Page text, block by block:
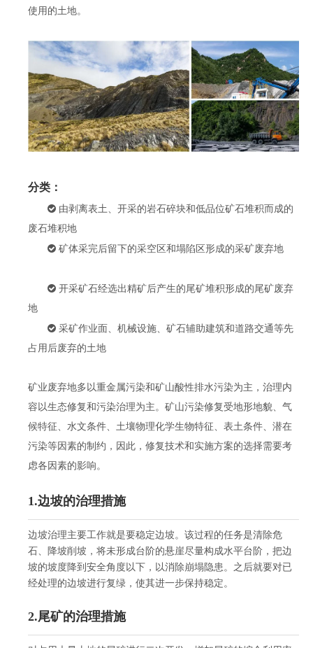
使用的土地。
分类：
 由剥离表土、开采的岩石碎块和低品位矿石堆积而成的
废石堆积地
 矿体采完后留下的采空区和塌陷区形成的采矿废弃地
 开采矿石经选出精矿后产生的尾矿堆积形成的尾矿废弃
地
 采矿作业面、机械设施、矿石辅助建筑和道路交通等先
占用后废弃的土地
矿业废弃地多以重金属污染和矿山酸性排水污染为主，治理内
容以生态修复和污染治理为主。矿山污染修复受地形地貌、气
候特征、水文条件、土壤物理化学生物特征、表土条件、潜在
污染等因素的制约，因此，修复技术和实施方案的选择需要考
虑各因素的影响。
1.边坡的治理措施
边坡治理主要工作就是要稳定边坡。该过程的任务是清除危
石、降坡削坡，将未形成台阶的悬崖尽量构成水平台阶，把边
坡的坡度降到安全角度以下，以消除崩塌隐患。之后就要对已
经处理的边坡进行复绿，使其进一步保持稳定。
2.尾矿的治理措施